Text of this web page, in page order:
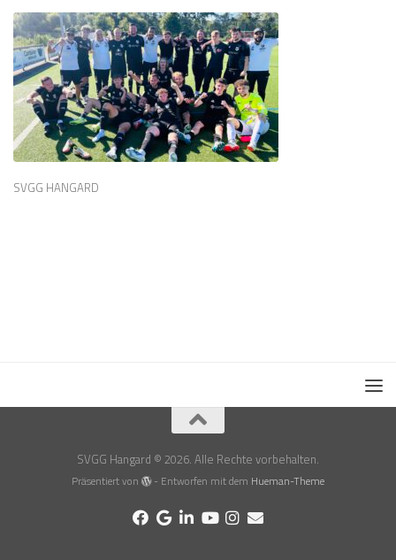
SVGG HANGARD
SVGG Hangard © 2026. Alle Rechte vorbehalten.
Präsentiert von - Entworfen mit dem Hueman-Theme